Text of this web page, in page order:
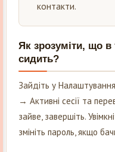
контакти.
Як зрозуміти, що в
сидить?
Зайдіть у
→ Активні сесії та
зайве, завершіть.
змініть пароль, якщо